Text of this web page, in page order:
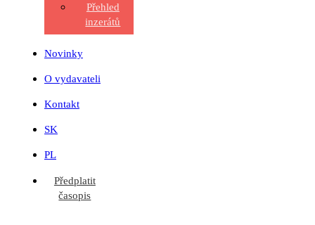
Přehled
inzerátů
Novinky
O vydavateli
Kontakt
SK
PL
Předplatit
časopis